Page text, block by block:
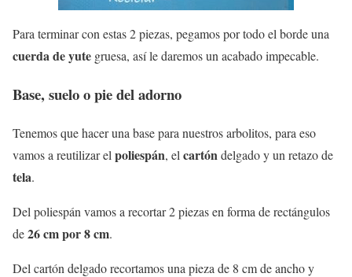
Para terminar con estas 2 piezas, pegamos por todo el borde una
cuerda de yute gruesa, así le daremos un acabado impecable.
Base, suelo o pie del adorno
Tenemos que hacer una base para nuestros arbolitos, para eso
vamos a reutilizar el poliespán, el cartóndelgado y un retazo de
tela.
Del poliespán vamos a recortar 2 piezas en forma de rectángulos
de26 cm por 8 cm.
Del cartón delgado recortamos una pieza de 8 cm de ancho y